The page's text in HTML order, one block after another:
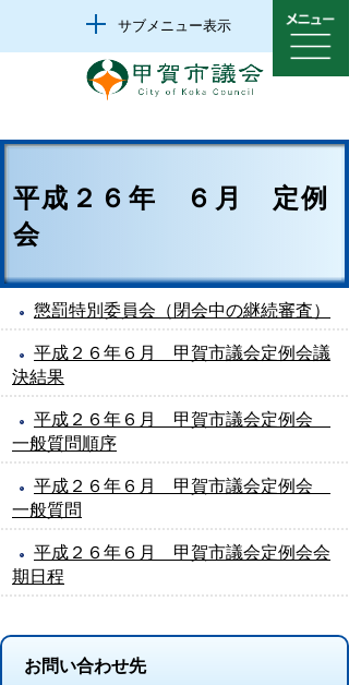
サブメニュー表示
平成２６年 ６月 定例
会
懲罰特別委員会（閉会中の継続審査）
平成２６年６月 甲賀市議会定例会議
決結果
平成２６年６月 甲賀市議会定例会
一般質問順序
平成２６年６月 甲賀市議会定例会
一般質問
平成２６年６月 甲賀市議会定例会会
期日程
お問い合わせ先